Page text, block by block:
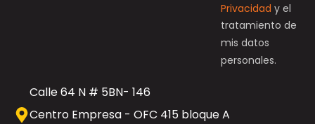
Privacidad y el
tratamiento de
mis datos
personales.
Calle 64 N # 5BN- 146
Centro Empresa - OFC 415 bloque A